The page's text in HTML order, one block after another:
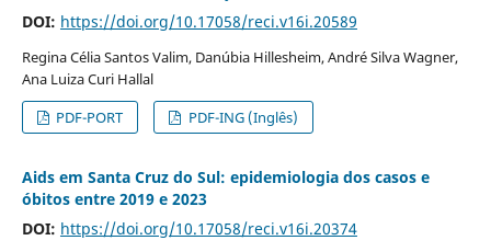
DOI: https://doi.org/10.17058/reci.v16i.20589
Regina Célia Santos Valim, Danúbia Hillesheim, André Silva Wagner,
Ana Luiza Curi Hallal
PDF-PORT
PDF-ING (Inglês)
Aids em Santa Cruz do Sul: epidemiologia dos casos e
óbitos entre 2019 e 2023
DOI: https://doi.org/10.17058/reci.v16i.20374